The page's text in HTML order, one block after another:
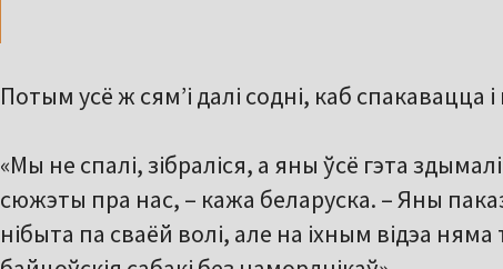
Потым усё ж сям’і далі содні, каб спакавацца
«Мы не спалі, зібраліся, а яны ўсё гэта
сюжэты пра нас, – кажа беларуска. – Яны
нібыта па сваёй волі, але на іхным відэа